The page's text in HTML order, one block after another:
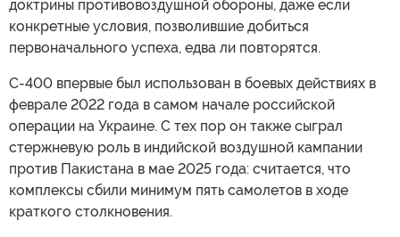
доктрины противовоздушной обороны, даже если
конкретные условия, позволившие добиться
первоначального успеха, едва ли повторятся.
С-400 впервые был использован в боевых действиях в
феврале 2022 года в самом начале российской
операции на Украине. С тех пор он также сыграл
стержневую роль в индийской воздушной кампании
против Пакистана в мае 2025 года: считается, что
комплексы сбили минимум пять самолетов в ходе
краткого столкновения.